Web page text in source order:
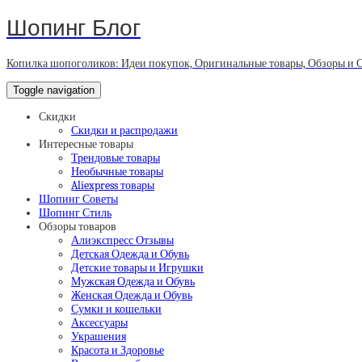
Шопинг Блог
Копилка шопоголиков: Идеи покупок, Оригинальные товары, Обзоры и
Toggle navigation
Скидки
Скидки и распродажи
Интересные товары
Трендовые товары
Необычные товары
Aliexpress товары
Шопинг Советы
Шопинг Стиль
Обзоры товаров
Алиэкспресс Отзывы
Детская Одежда и Обувь
Детские товары и Игрушки
Мужская Одежда и Обувь
Женская Одежда и Обувь
Сумки и кошельки
Аксессуары
Украшения
Красота и Здоровье